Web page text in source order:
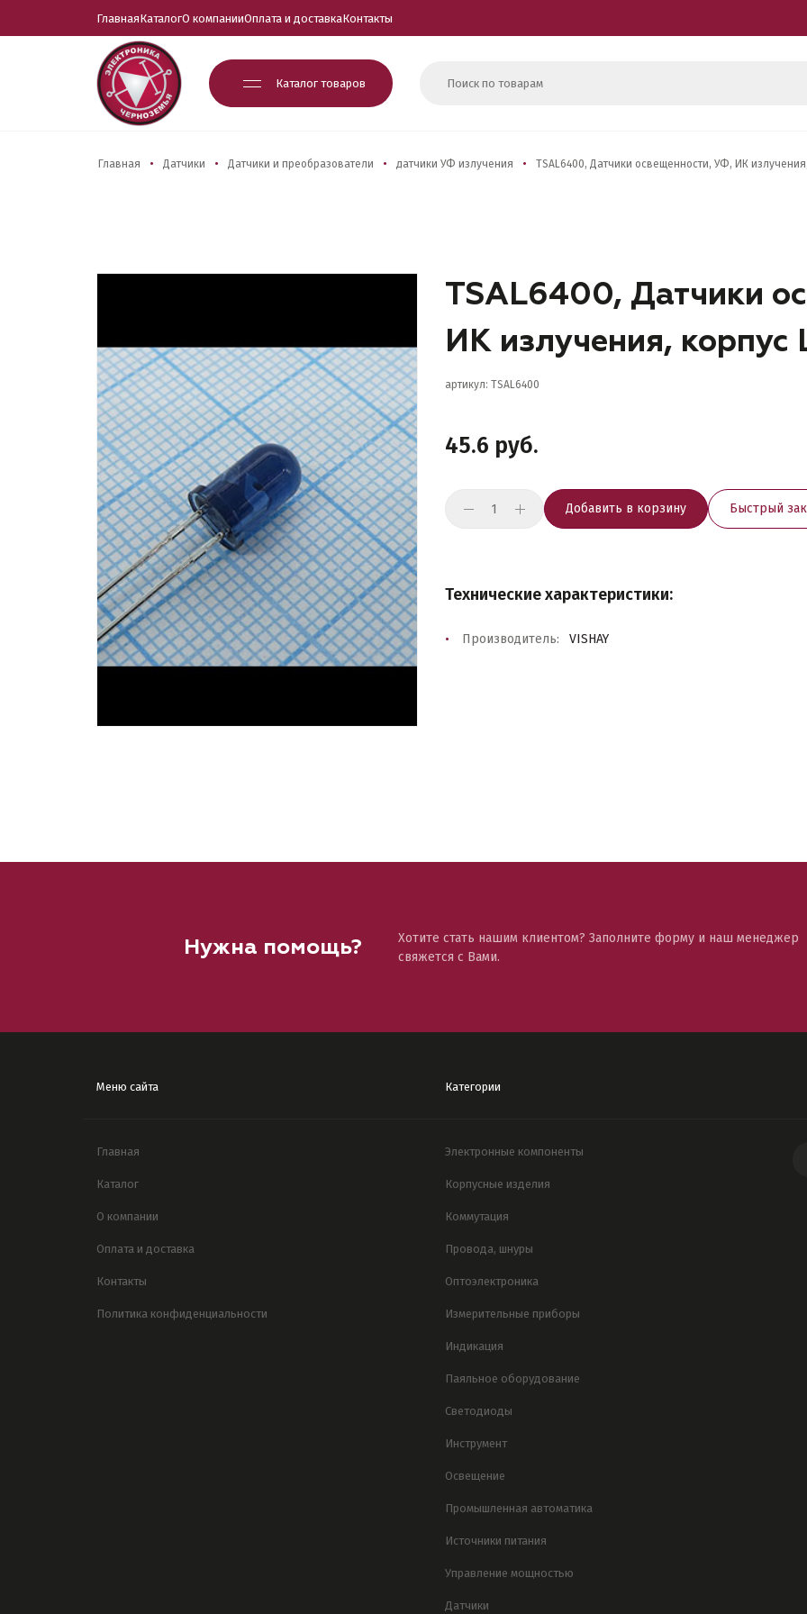
ГлавнаяКаталогО компанииОплата и доставкаКонтакты
Каталог товаров
Главная Датчики Датчики и преобразователи датчики УФ излучения TSAL6400, Датчики освещенности, УФ, ИК излучения,
TSAL6400, Датчики
ИК излучения, корпус
артикул: TSAL6400
45.6 руб.
Добавить в корзину Быстрый
Технические характеристики:
Производитель: VISHAY
Нужна помощь?
Хотите стать нашим клиентом? Заполните форму и наш менеджер
свяжется с Вами.
Меню сайта Категории
Главная
Каталог
О компании
Оплата и доставка
Контакты
Политика конфиденциальности
Электронные компоненты
Корпусные изделия
Коммутация
Провода, шнуры
Оптоэлектроника
Измерительные приборы
Индикация
Паяльное оборудование
Светодиоды
Инструмент
Освещение
Промышленная автоматика
Источники питания
Управление мощностью
Датчики